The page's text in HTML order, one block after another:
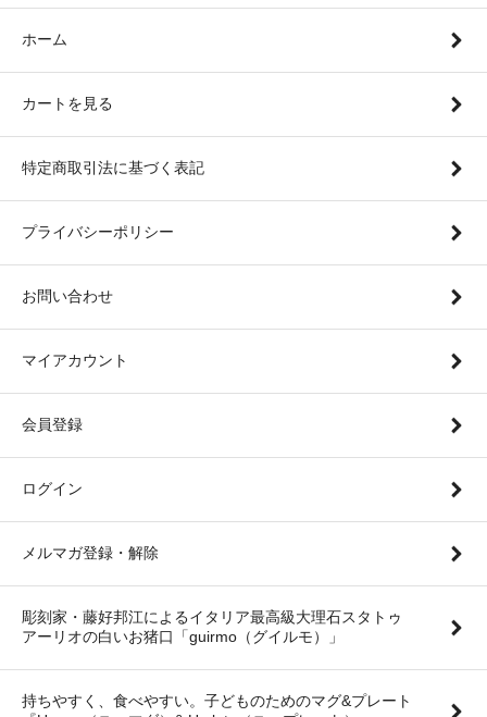
ホーム
カートを見る
特定商取引法に基づく表記
プライバシーポリシー
お問い合わせ
マイアカウント
会員登録
ログイン
メルマガ登録・解除
彫刻家・藤好邦江によるイタリア最高級大理石スタトゥ
アーリオの白いお猪口「guirmo（グイルモ）」
持ちやすく、食べやすい。子どものためのマグ&プレート